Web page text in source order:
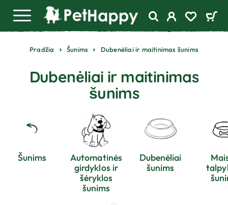
Pradžia Šunims Dubenėliai ir maitinimas šunims
Dubenėliai ir maitinimas
šunims
Šunims
Automatinės
girdyklos ir
šėryklos
šunims
Dubenėliai
šunims